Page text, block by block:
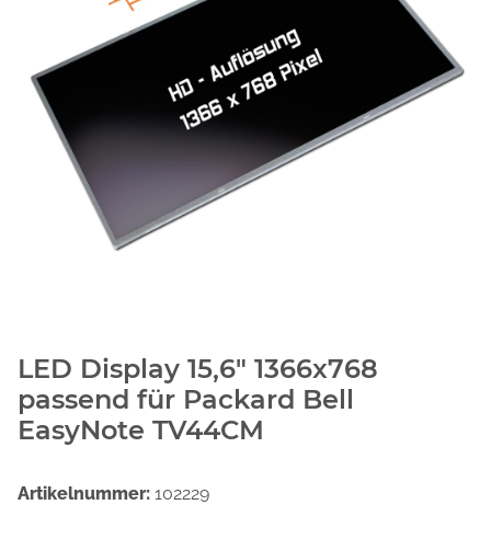
LED Display 15,6" 1366x768
passend für Packard Bell
EasyNote TV44CM
Artikelnummer: 102229